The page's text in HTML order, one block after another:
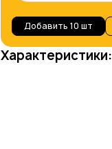
Добавить 10 шт
Характеристики: